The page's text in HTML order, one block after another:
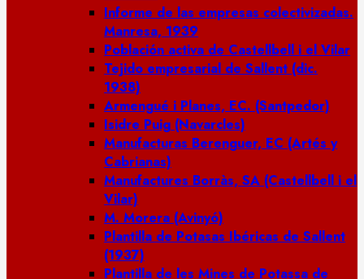
Informe de las empresas colectivizadas.
Manresa, 1939
Población activa de Castellbell i el Vilar
Tejido empresarial de Sallent (dic.
1938)
Armengué i Planes, EC. (Santpedor)
Isidre Puig (Navarcles)
Manufacturas Berenguer, EC (Artés y
Cabrianas)
Manufactures Borràs, SA (Castellbell i el
Vilar)
M. Morera (Avinyó)
Plantilla de Potasas Ibéricas de Sallent
(1937)
Plantilla de les Mines de Potassa de